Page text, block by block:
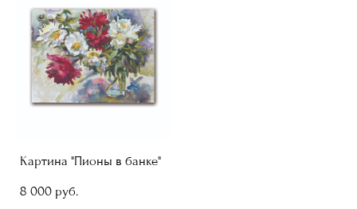
Картина "Пионы в банке"
8 000 pуб.